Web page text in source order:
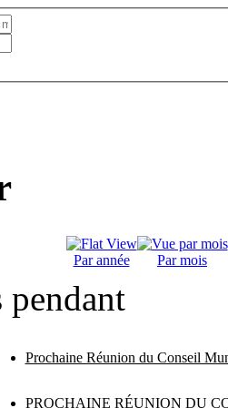
Par année Par mois
pendant
Prochaine Réunion du Conseil
PROCHAINE RÉUNION DU